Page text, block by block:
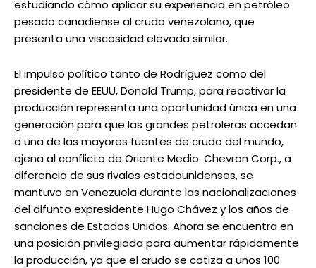
estudiando cómo aplicar su experiencia en petróleo
pesado canadiense al crudo venezolano, que
presenta una viscosidad elevada similar.
El impulso político tanto de Rodríguez como del
presidente de EEUU, Donald Trump, para reactivar la
producción representa una oportunidad única en una
generación para que las grandes petroleras accedan
a una de las mayores fuentes de crudo del mundo,
ajena al conflicto de Oriente Medio. Chevron Corp., a
diferencia de sus rivales estadounidenses, se
mantuvo en Venezuela durante las nacionalizaciones
del difunto expresidente Hugo Chávez y los años de
sanciones de Estados Unidos. Ahora se encuentra en
una posición privilegiada para aumentar rápidamente
la producción, ya que el crudo se cotiza a unos 100